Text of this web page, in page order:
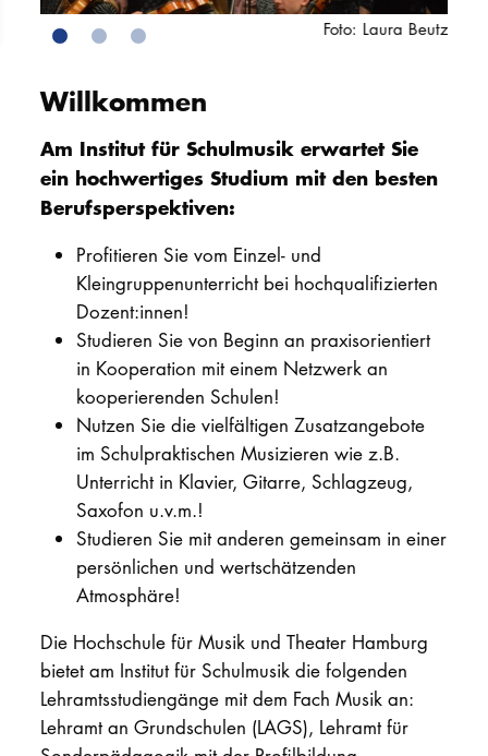
Foto: Laura Beutz
Willkommen
Am Institut für Schulmusik erwartet Sie
ein hochwertiges Studium mit den besten
Berufsperspektiven:
Profitieren Sie vom Einzel- und
Kleingruppenunterricht bei hochqualifizierten
Dozent:innen!
Studieren Sie von Beginn an praxisorientiert
in Kooperation mit einem Netzwerk an
kooperierenden Schulen!
Nutzen Sie die vielfältigen Zusatzangebote
im Schulpraktischen Musizieren wie z.B.
Unterricht in Klavier, Gitarre, Schlagzeug,
Saxofon u.v.m.!
Studieren Sie mit anderen gemeinsam in einer
persönlichen und wertschätzenden
Atmosphäre!
Die Hochschule für Musik und Theater Hamburg
bietet am Institut für Schulmusik die folgenden
Lehramtsstudiengänge mit dem Fach Musik an:
Lehramt an Grundschulen (LAGS), Lehramt für
myCampus